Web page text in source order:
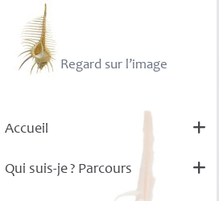
Regard sur l’image
Accueil
Qui suis-je? Parcours